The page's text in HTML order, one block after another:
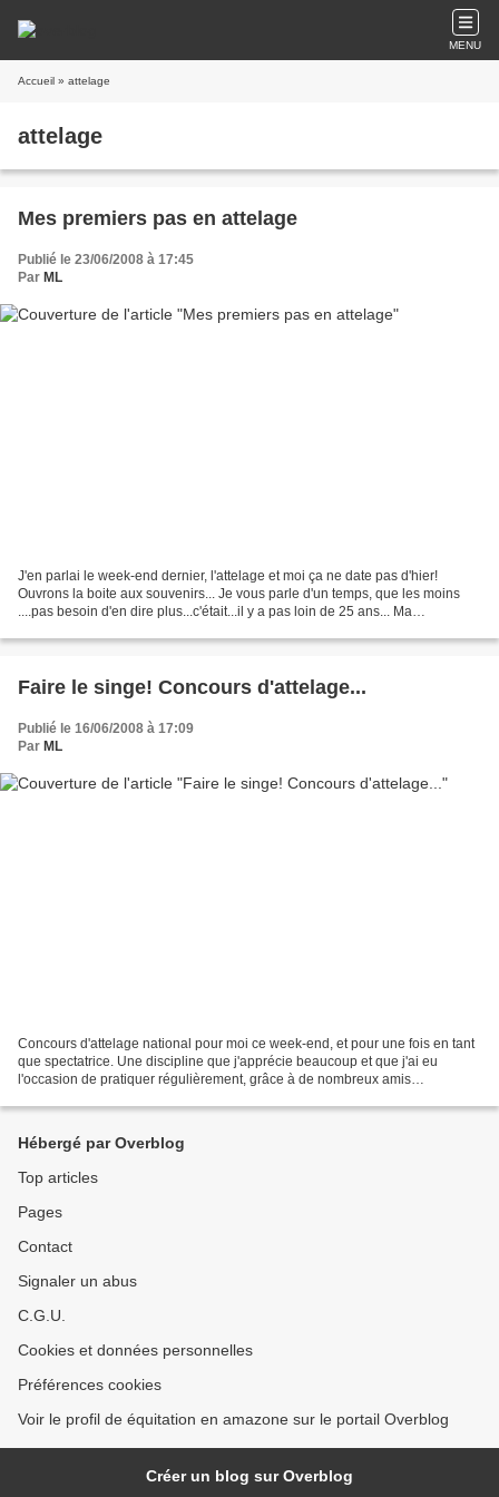
MENU
Accueil » attelage
attelage
Mes premiers pas en attelage
Publié le 23/06/2008 à 17:45
Par ML
J'en parlai le week-end dernier, l'attelage et moi ça ne date pas d'hier!
Ouvrons la boite aux souvenirs... Je vous parle d'un temps, que les moins
....pas besoin d'en dire plus...c'était...il y a pas loin de 25 ans... Ma
Faire le singe! Concours d'attelage...
Publié le 16/06/2008 à 17:09
Par ML
Concours d'attelage national pour moi ce week-end, et pour une fois en tant
que spectatrice. Une discipline que j'apprécie beaucoup et que j'ai eu
l'occasion de pratiquer régulièrement, grâce à de nombreux amis
Hébergé par Overblog
Top articles
Pages
Contact
Signaler un abus
C.G.U.
Cookies et données personnelles
Préférences cookies
Voir le profil de équitation en amazone sur le portail Overblog
Créer un blog sur Overblog